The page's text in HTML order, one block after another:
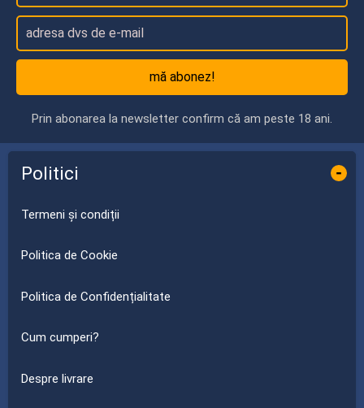
mă abonez!
Prin abonarea la newsletter confirm că am peste 18 ani.
Politici -
Termeni și condiții
Politica de Cookie
Politica de Confidențialitate
Cum cumperi?
Despre livrare